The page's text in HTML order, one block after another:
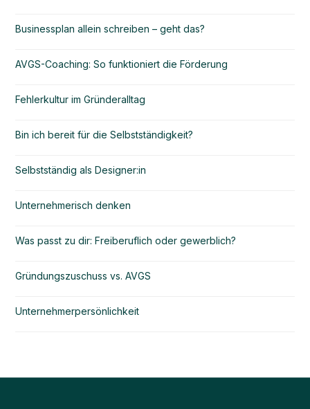
Businessplan allein schreiben – geht das?
AVGS-Coaching: So funktioniert die Förderung
Fehlerkultur im Gründeralltag
Bin ich bereit für die Selbstständigkeit?
Selbstständig als Designer:in
Unternehmerisch denken
Was passt zu dir: Freiberuflich oder gewerblich?
Gründungszuschuss vs. AVGS
Unternehmerpersönlichkeit